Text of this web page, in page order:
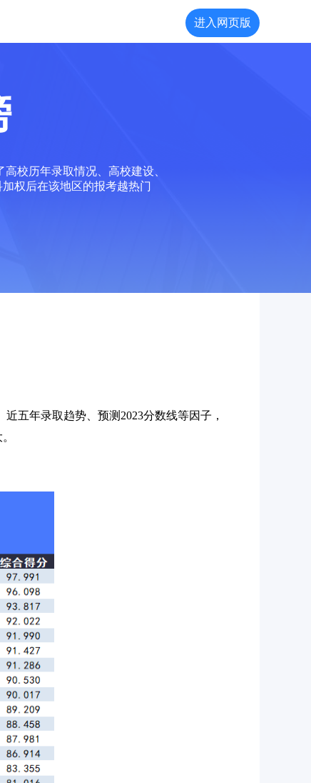
进入网页版
校历年录取情况、高校建设、
权后在该地区的报考越热门
五年录取趋势、预测2023分数线等因子，